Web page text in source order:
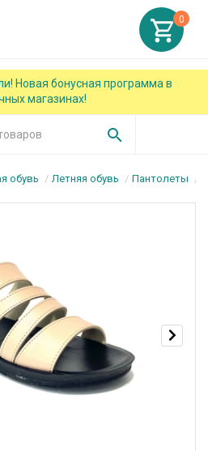
Новая бонусная программа в
магазинах!
0
обувь Летняя обувь Пантолеты